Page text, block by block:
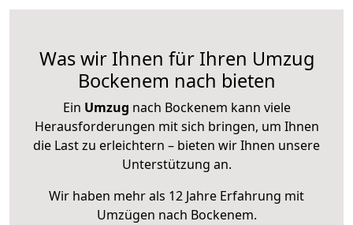
Was wir Ihnen für Ihren Umzug
Bockenem nach bieten
Ein Umzug nach Bockenem kann viele
Herausforderungen mit sich bringen, um Ihnen
die Last zu erleichtern – bieten wir Ihnen unsere
Unterstützung an.
Wir haben mehr als 12 Jahre Erfahrung mit
Umzügen nach Bockenem.